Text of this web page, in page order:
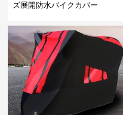
ズ展開防水バイクカバー